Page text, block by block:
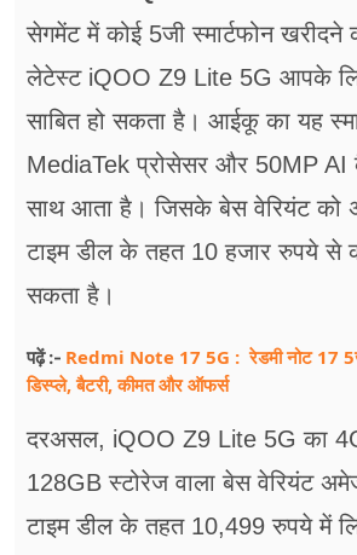
ब्‍यूटी
जॉब्स
शिक्षा
सेगमेंट में कोई 5जी स्मार्टफोन खरीदने
लेटेस्ट iQOO Z9 Lite 5G आपके
साबित हो सकता है। आईकू का यह
MediaTek प्रोसेसर और 50MP
साथ आता है। जिसके बेस वेरियंट को
टाइम डील के तहत 10 हजार रुपये से
सकता है।
पढ़ें :- Redmi Note 17 5G : रेडमी नोट 17
डिस्प्ले, बैटरी, कीमत और ऑफर्स
दरअसल, iQOO Z9 Lite 5G का
128GB स्टोरेज वाला बेस वेरियंट
टाइम डील के तहत 10,499 रुपये में